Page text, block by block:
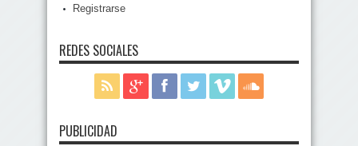
Registrarse
REDES SOCIALES
PUBLICIDAD